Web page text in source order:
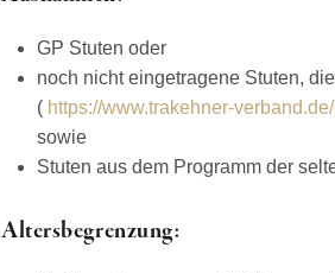
GP Stuten oder
noch nicht eingetragene Stuten,
( https://www.trakehner-
sowie
Stuten aus dem Programm der
Altersbegrenzung: